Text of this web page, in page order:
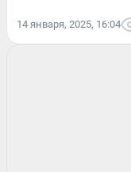
14 января, 2025, 16:04